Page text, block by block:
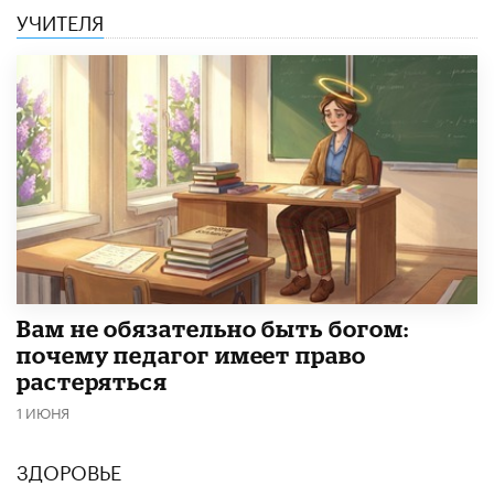
УЧИТЕЛЯ
​Вам не обязательно быть богом:
почему педагог имеет право
растеряться
1 ИЮНЯ
ЗДОРОВЬЕ